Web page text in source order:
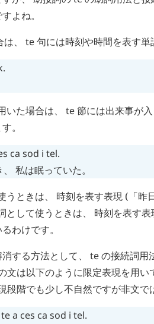
よね。
、 te句には時刻や時間を表す
.
いた場合は、 te節には出来事が
。
ca sod i tel.
私は眠っていた。
うときは、 時刻を表す表現 (「昨
として使うときは、 時刻を表す
わけです。
する方法として、 teの接続詞用
文は以下のように限定表現を用
段階でも少し不自然ですが非文で
tea ces ca sod i tel.